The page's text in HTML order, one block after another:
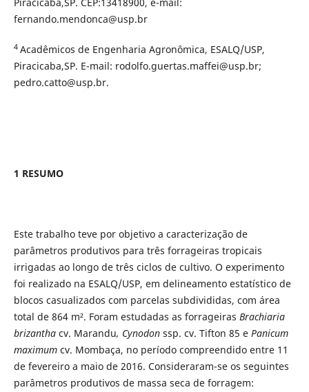
fernando.mendonca@usp.br
4 Acadêmicos de Engenharia Agronômica, ESALQ/USP,
Piracicaba,SP. E-mail: rodolfo.guertas.maffei@usp.br;
pedro.catto@usp.br.
1 RESUMO
Este trabalho teve por objetivo a caracterização de
parâmetros produtivos para três forrageiras tropicais
irrigadas ao longo de três ciclos de cultivo. O experimento
foi realizado na ESALQ/USP, em delineamento estatístico de
blocos casualizados com parcelas subdivididas, com área
total de 864 m². Foram estudadas as forrageiras Brachiaria
brizantha cv. Marandu, Cynodon ssp. cv. Tifton 85 ePanicum
maximumcv. Mombaça, no período compreendido entre 11
de fevereiro a maio de 2016. Consideraram-se os seguintes
parâmetros produtivos de massa seca de forragem: